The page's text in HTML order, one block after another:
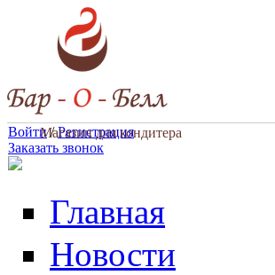
Перейти к основному содержанию
Магазин для кондитера
Войти/Регистрация
Заказать звонок
Главная
Новости